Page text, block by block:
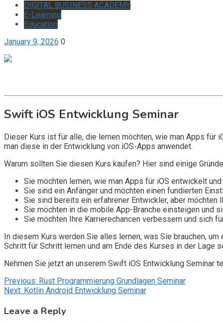
DIGITAL BUSINESS ACADEMY
E-Learning
Education
January 9, 2026 0
Swift iOS Entwicklung Seminar
Dieser Kurs ist für alle, die lernen möchten, wie man Apps für
man diese in der Entwicklung von iOS-Apps anwendet.
Warum sollten Sie diesen Kurs kaufen? Hier sind einige
Sie möchten lernen, wie man Apps für iOS entwickelt
Sie sind ein Anfänger und möchten einen fundierten
Sie sind bereits ein erfahrener Entwickler, aber
Sie möchten in die mobile App-Branche einsteigen und
Sie möchten Ihre Karrierechancen verbessern und sich
In diesem Kurs werden Sie alles lernen, was Sie brauchen,
Schritt für Schritt lernen und am Ende des Kurses in der Lage
Nehmen Sie jetzt an unserem Swift iOS Entwicklung Seminar
Post
navigation
Previous: Rust Programmierung Grundlagen Seminar
Next: Kotlin Android Entwicklung Seminar
Leave a Reply